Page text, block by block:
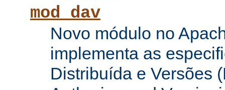
mod_dav
Novo módulo no
implementa as
Distribuída e Versões